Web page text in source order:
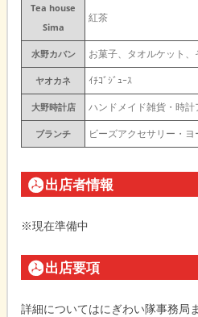
Tea house
Sima
紅茶
水野カバン お菓子、タオルケット、
ヤオカネ ｲﾁｺﾞｼﾞｭｰｽ
大野時計店 ハンドメイド雑貨・時
ブランチ ビーズアクセサリー・ヨ
出店者情報
※現在準備中
出店要項
詳細についてはにぎわい隊事務局